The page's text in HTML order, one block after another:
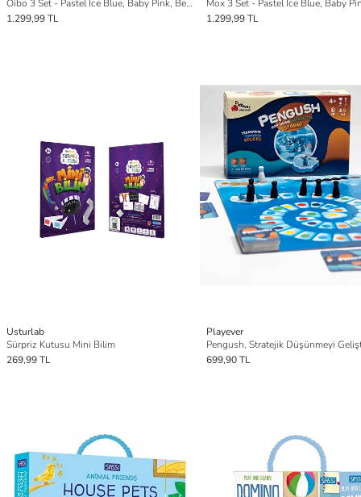
Oibo 3 Set - Pastel Ice Blue, Baby Pink, Beige
1.299,99 TL
1.299,99 TL
Usturlab
Sürpriz Kutusu Mini Bilim
269,99 TL
Playever
699,90 TL